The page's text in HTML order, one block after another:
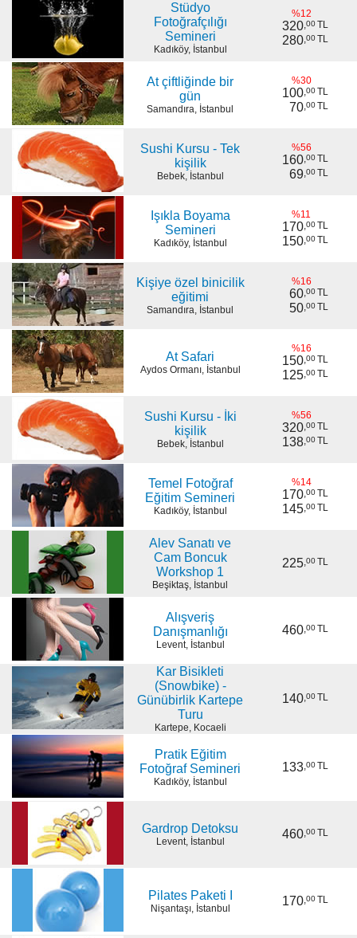
Stüdyo
Fotoğrafçılığı
Semineri
Kadıköy, İstanbul
%12
320,00 TL
280,00 TL
At çiftliğinde bir
gün
Samandıra, İstanbul
%30
100,00 TL
70,00 TL
Sushi Kursu - Tek
kişilik
Bebek, İstanbul
%56
160,00 TL
69,00 TL
Işıkla Boyama
Semineri
Kadıköy, İstanbul
%11
170,00 TL
150,00 TL
Kişiye özel binicilik
eğitimi
Samandıra, İstanbul
%16
60,00 TL
50,00 TL
At Safari
Aydos Ormanı, İstanbul
%16
150,00 TL
125,00 TL
Sushi Kursu - İki
kişilik
Bebek, İstanbul
%56
320,00 TL
138,00 TL
Temel Fotoğraf
Eğitim Semineri
Kadıköy, İstanbul
%14
170,00 TL
145,00 TL
Alev Sanatı ve
Cam Boncuk
Workshop 1
Beşiktaş, İstanbul
225,00 TL
Alışveriş
Danışmanlığı
Levent, İstanbul
460,00 TL
Kar Bisikleti
(Snowbike) -
Günübirlik Kartepe
Turu
Kartepe, Kocaeli
140,00 TL
Pratik Eğitim
Fotoğraf Semineri
Kadıköy, İstanbul
133,00 TL
Gardrop Detoksu
Levent, İstanbul
460,00 TL
Pilates Paketi I
Nişantaşı, İstanbul
170,00 TL